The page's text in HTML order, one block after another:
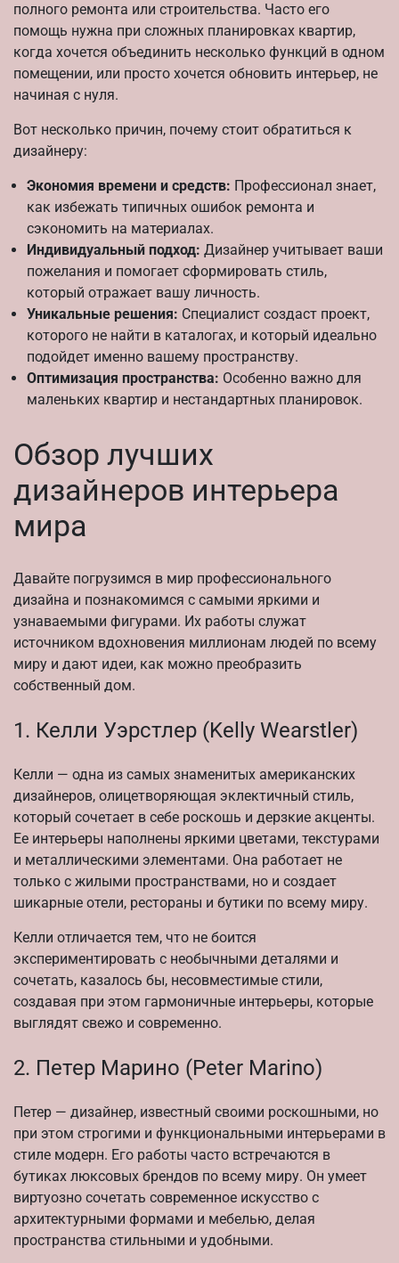
полного ремонта или строительства. Часто его
помощь нужна при сложных планировках квартир,
когда хочется объединить несколько функций в одном
помещении, или просто хочется обновить интерьер, не
начиная с нуля.
Вот несколько причин, почему стоит обратиться к
дизайнеру:
Экономия времени и средств: Профессионал знает,
как избежать типичных ошибок ремонта и
сэкономить на материалах.
Индивидуальный подход: Дизайнер учитывает ваши
пожелания и помогает сформировать стиль,
который отражает вашу личность.
Уникальные решения: Специалист создаст проект,
которого не найти в каталогах, и который идеально
подойдет именно вашему пространству.
Оптимизация пространства: Особенно важно для
маленьких квартир и нестандартных планировок.
Обзор лучших
дизайнеров интерьера
мира
Давайте погрузимся в мир профессионального
дизайна и познакомимся с самыми яркими и
узнаваемыми фигурами. Их работы служат
источником вдохновения миллионам людей по всему
миру и дают идеи, как можно преобразить
собственный дом.
1. Келли Уэрстлер (Kelly Wearstler)
Келли — одна из самых знаменитых американских
дизайнеров, олицетворяющая эклектичный стиль,
который сочетает в себе роскошь и дерзкие акценты.
Ее интерьеры наполнены яркими цветами, текстурами
и металлическими элементами. Она работает не
только с жилыми пространствами, но и создает
шикарные отели, рестораны и бутики по всему миру.
Келли отличается тем, что не боится
экспериментировать с необычными деталями и
сочетать, казалось бы, несовместимые стили,
создавая при этом гармоничные интерьеры, которые
выглядят свежо и современно.
2. Петер Марино (Peter Marino)
Петер — дизайнер, известный своими роскошными, но
при этом строгими и функциональными интерьерами в
стиле модерн. Его работы часто встречаются в
бутиках люксовых брендов по всему миру. Он умеет
виртуозно сочетать современное искусство с
архитектурными формами и мебелью, делая
пространствa стильными и удобными.